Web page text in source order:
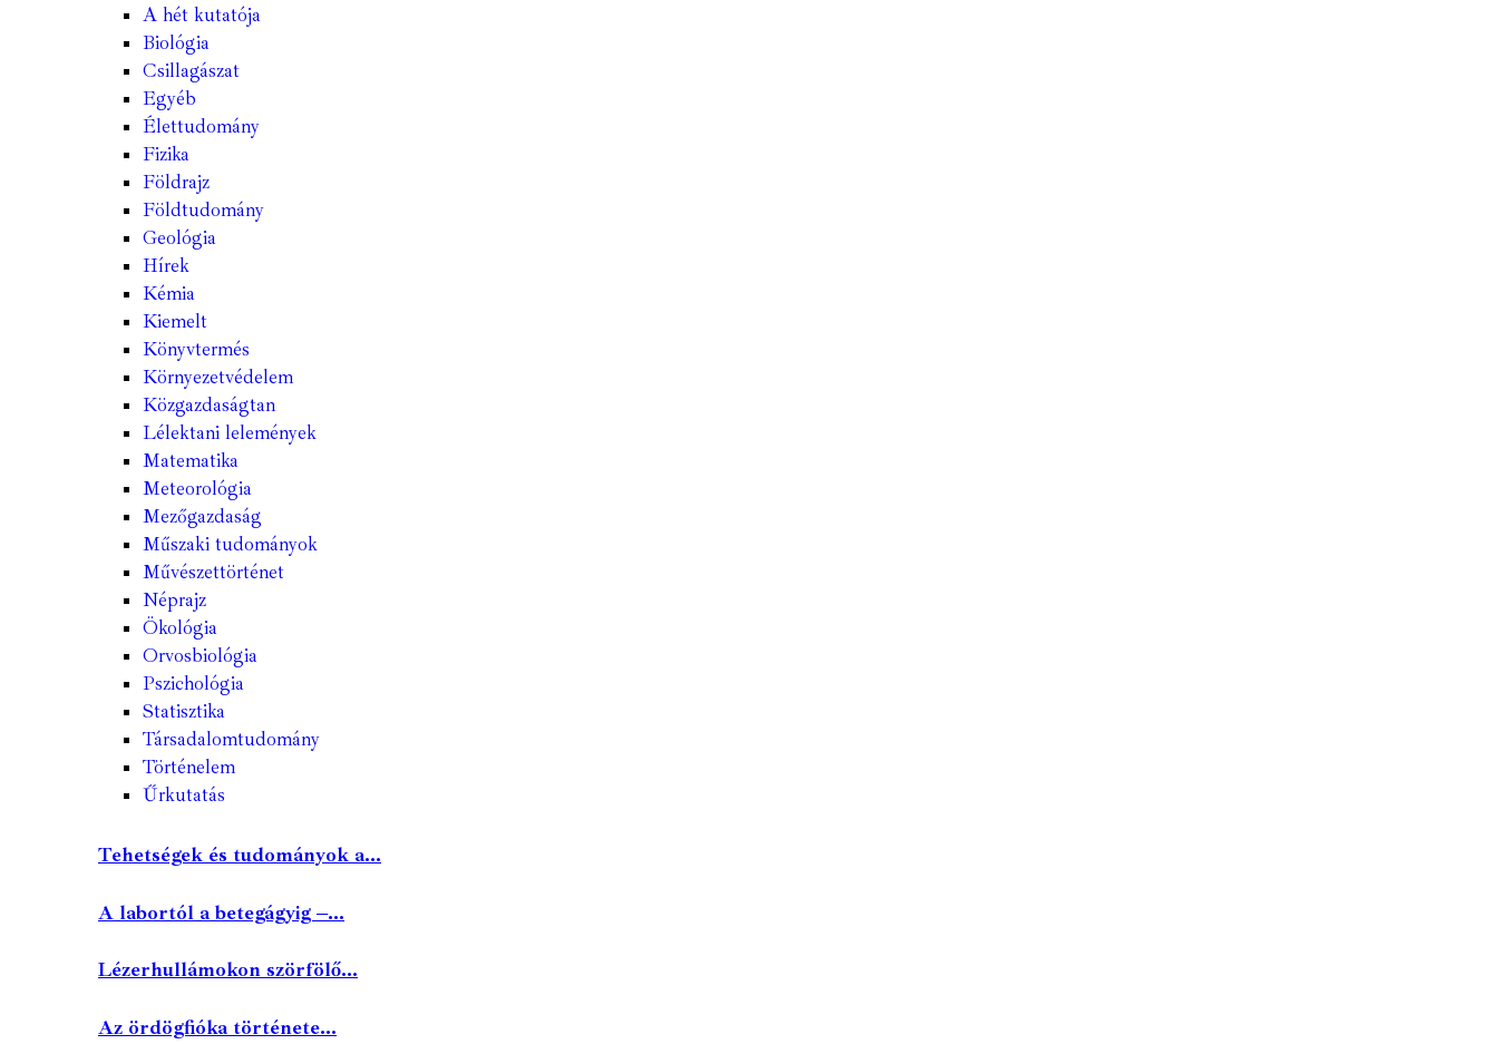
A hét kutatója
Biológia
Csillagászat
Egyéb
Élettudomány
Fizika
Földrajz
Földtudomány
Geológia
Hírek
Kémia
Kiemelt
Könyvtermés
Környezetvédelem
Közgazdaságtan
Lélektani lelemények
Matematika
Meteorológia
Mezőgazdaság
Műszaki tudományok
Művészettörténet
Néprajz
Ökológia
Orvosbiológia
Pszichológia
Statisztika
Társadalomtudomány
Történelem
Űrkutatás
Tehetségek és tudományok a...
A labortól a betegágyig –...
Lézerhullámokon szörfölő...
Az ördögfióka története...